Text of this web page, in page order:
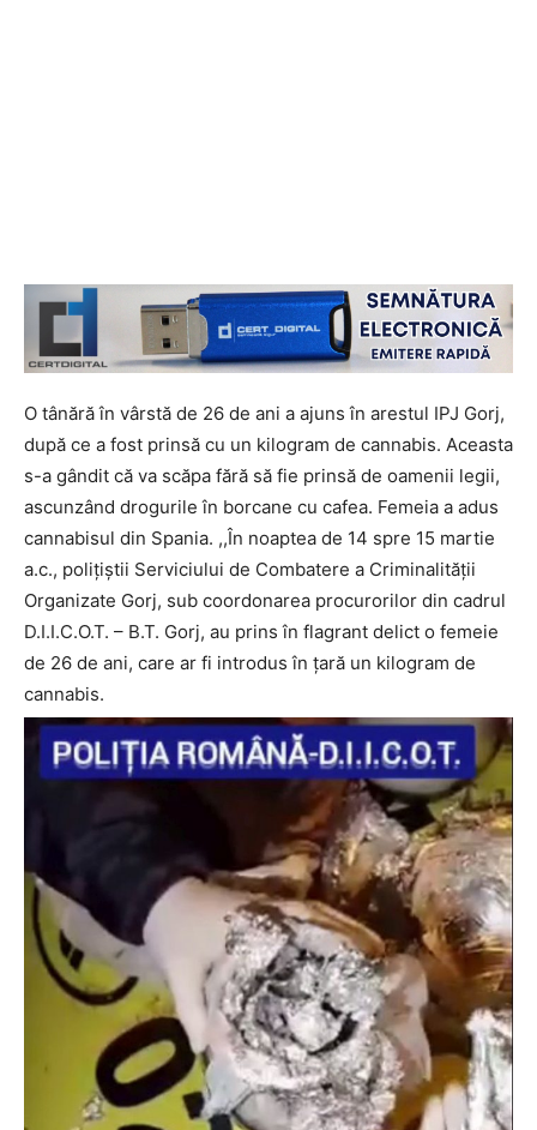
O tânără în vârstă de 26 de ani a ajuns în arestul IPJ Gorj,
după ce a fost prinsă cu un kilogram de cannabis. Aceasta
s-a gândit că va scăpa fără să fie prinsă de oamenii legii,
ascunzând drogurile în borcane cu cafea. Femeia a adus
cannabisul din Spania. ,,În noaptea de 14 spre 15 martie
a.c., polițiștii Serviciului de Combatere a Criminalității
Organizate Gorj, sub coordonarea procurorilor din cadrul
D.I.I.C.O.T. – B.T. Gorj, au prins în flagrant delict o femeie
de 26 de ani, care ar fi introdus în țară un kilogram de
cannabis.